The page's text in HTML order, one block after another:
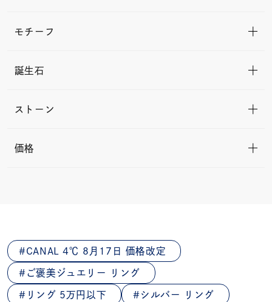
モチーフ
誕生石
ストーン
価格
CANAL 4℃ 8月17日 価格改定
ご褒美ジュエリー リング
リング 5万円以下 シルバー リング